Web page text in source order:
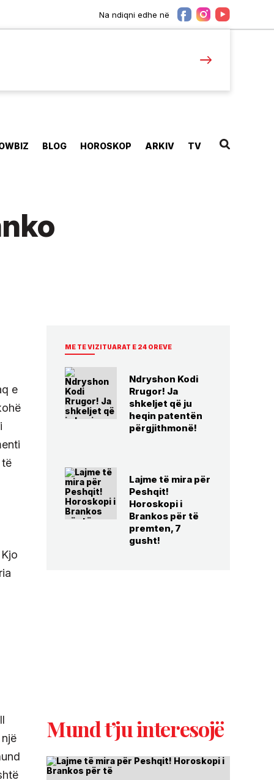
Na ndiqni edhe në
BLOG HOROSKOP ARKIV TV
e
të
ME TE VIZITUARAT E 24 OREVE
Ndryshon Kodi
Rrugor! Ja
shkeljet që ju
heqin patentën
përgjithmonë!
Lajme të mira për
Peshqit!
Horoskopi i
Brankos për të
premten, 7
gusht!
Mund t’ju interesojë